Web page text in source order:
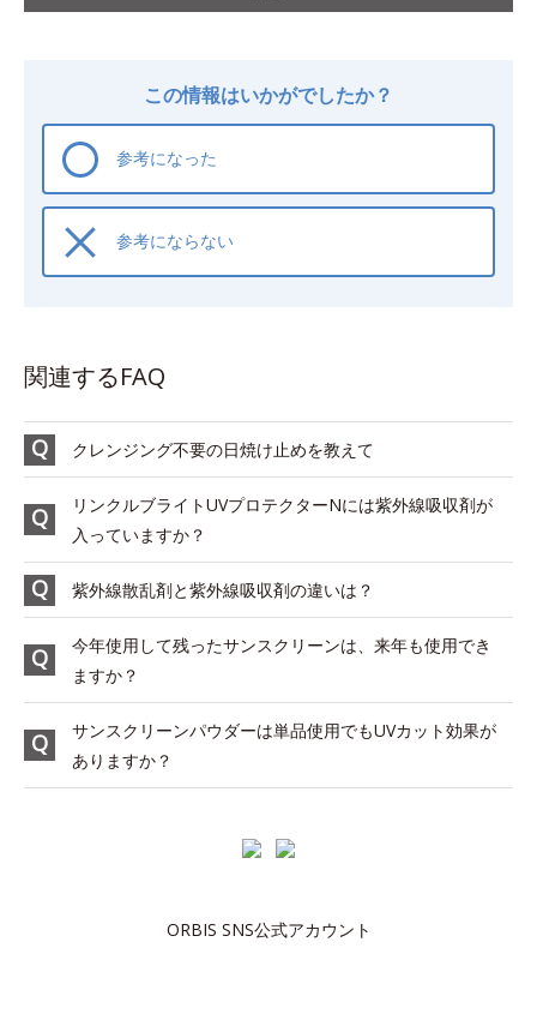
この情報はいかがでしたか？
参考になった
参考にならない
関連するFAQ
クレンジング不要の日焼け止めを教えて
リンクルブライトUVプロテクターNには紫外線吸収剤が
入っていますか？
紫外線散乱剤と紫外線吸収剤の違いは？
今年使用して残ったサンスクリーンは、来年も使用でき
ますか？
サンスクリーンパウダーは単品使用でもUVカット効果が
ありますか？
ORBIS SNS公式アカウント